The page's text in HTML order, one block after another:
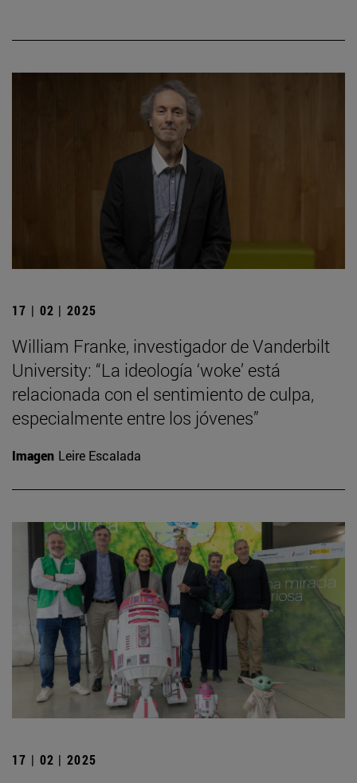
17 | 02 | 2025
William Franke, investigador de Vanderbilt
University: “La ideología ‘woke’ está
relacionada con el sentimiento de culpa,
especialmente entre los jóvenes”
Imagen Leire Escalada
17 | 02 | 2025